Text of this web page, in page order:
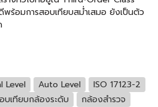
อมการสอบเทียบสม่ำเสมอ ยังเป็นตัว
Level Auto Level
ISO 17123-2
บเทียบกล้องระดับ
กล้องสำรวจ